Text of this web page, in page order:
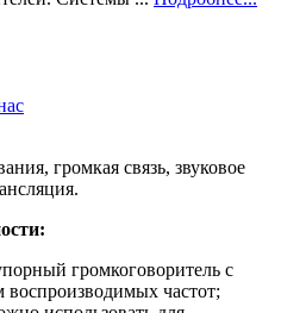
громкая связь, звуковое
громкоговоритель с
частот;